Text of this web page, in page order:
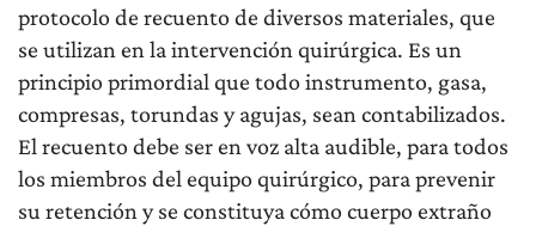
protocolo de recuento de diversos materiales, que
se utilizan en la intervención quirúrgica. Es un
principio primordial que todo instrumento, gasa,
compresas, torundas y agujas, sean contabilizados.
El recuento debe ser en voz alta audible, para todos
los miembros del equipo quirúrgico, para prevenir
su retención y se constituya cómo cuerpo extraño